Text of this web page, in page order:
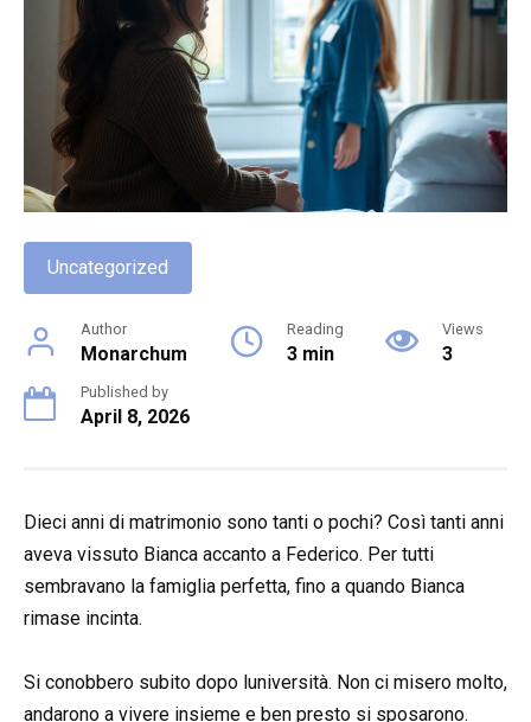
Uncategorized
Author
Monarchum
Reading
3 min
Views
3
Published by
April 8, 2026
Dieci anni di matrimonio sono tanti o pochi? Così tanti anni
aveva vissuto Bianca accanto a Federico. Per tutti
sembravano la famiglia perfetta, fino a quando Bianca
rimase incinta.
Si conobbero subito dopo luniversità. Non ci misero molto,
andarono a vivere insieme e ben presto si sposarono.